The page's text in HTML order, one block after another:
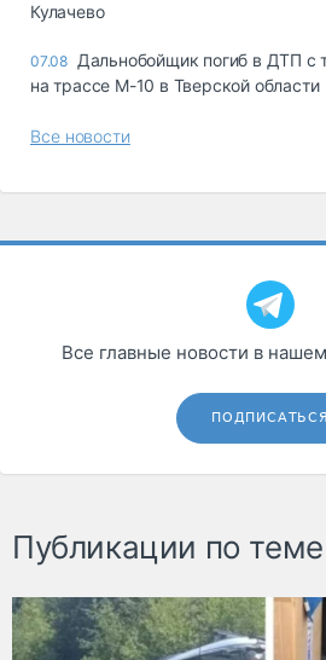
Кулачево
07.08 Дальнобойщик погиб в ДТП с
на трассе М-10 в Тверской области
Все новости
Все главные новости в
ПОДПИСАТЬСЯ
Публикации по теме